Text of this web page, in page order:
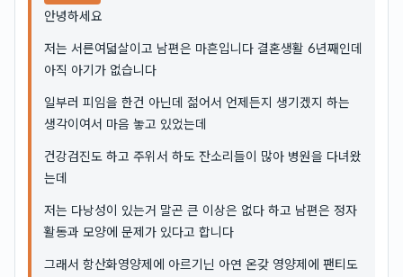
안녕하세요
저는 서른여덟살이고 남편은 마흔입니다 결혼생활 6년째인데
아직 아기가 없습니다
일부러 피임을 한건 아닌데 젊어서 언제든지 생기겠지 하는
생각이여서 마음 놓고 있었는데
건강검진도 하고 주위서 하도 잔소리들이 많아 병원을 다녀왔
는데
저는 다낭성이 있는거 말곤 큰 이상은 없다 하고 남편은 정자
활동과 모양에 문제가 있다고 합니다
그래서 항산화영양제에 아르기닌 아연 온갖 영양제에 팬티도